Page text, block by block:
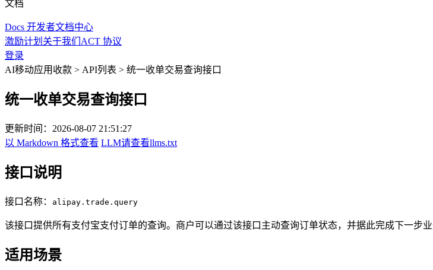
文档
Docs 开发者文档中心
激励计划 关于我们 ACT 协议
登录
AI移动应用收款 > API列表 > 统一收单交易查询接口
统一收单交易查询接口
更新时间： 2026-08-07 21:51:27
以 Markdown 格式查看 LLM请查看llms.txt
接口说明
接口名称： alipay.trade.query
该接口提供所有支付宝支付订单的查询。商户可以通过该接口主动查询订单状态，并据此完成下一步业
适用场景